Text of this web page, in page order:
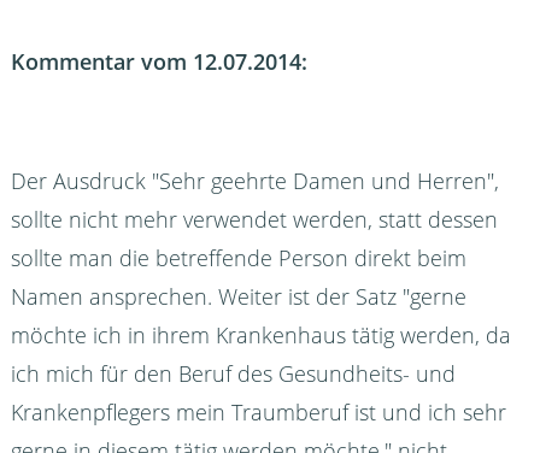
Kommentar vom 12.07.2014:
Der Ausdruck "Sehr geehrte Damen und Herren",
sollte nicht mehr verwendet werden, statt dessen
sollte man die betreffende Person direkt beim
Namen ansprechen. Weiter ist der Satz "gerne
möchte ich in ihrem Krankenhaus tätig werden, da
ich mich für den Beruf des Gesundheits- und
Krankenpflegers mein Traumberuf ist und ich sehr